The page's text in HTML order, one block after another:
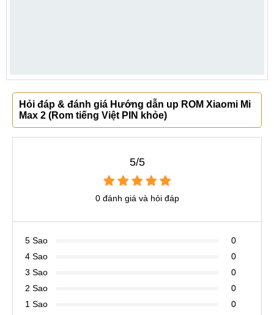
Hỏi đáp & đánh giá Hướng dẫn up ROM Xiaomi Mi
Max 2 (Rom tiếng Việt PIN khỏe)
5/5
0 đánh giá và hỏi đáp
5 Sao
0
4 Sao
0
3 Sao
0
2 Sao
0
1 Sao
0